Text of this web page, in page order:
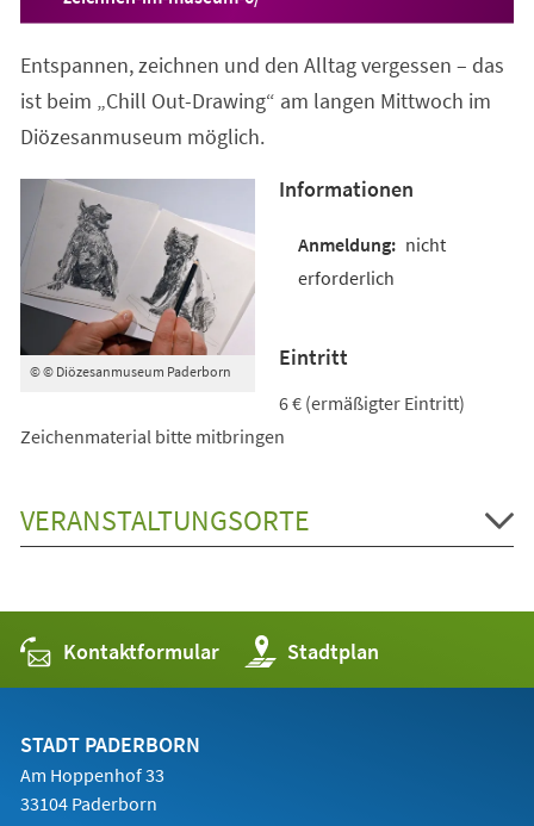
in
neuen
Tab)
Entspannen, zeichnen und den Alltag vergessen – das
ist beim „Chill Out-Drawing“ am langen Mittwoch im
Diözesanmuseum möglich.
© © Diözesanmuseum Paderborn
Informationen
nicht
erforderlich
Eintritt
6 € (ermäßigter Eintritt)
Zeichenmaterial bitte mitbringen
VERANSTALTUNGSORTE
Kontaktformular Stadtplan
(Öffnet
in
einem
STADT PADERBORN
Am Hoppenhof 33
33104 Paderborn